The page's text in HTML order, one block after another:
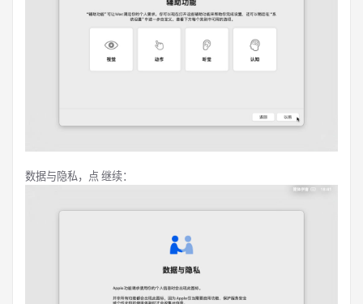
数据与隐私，点 继续：